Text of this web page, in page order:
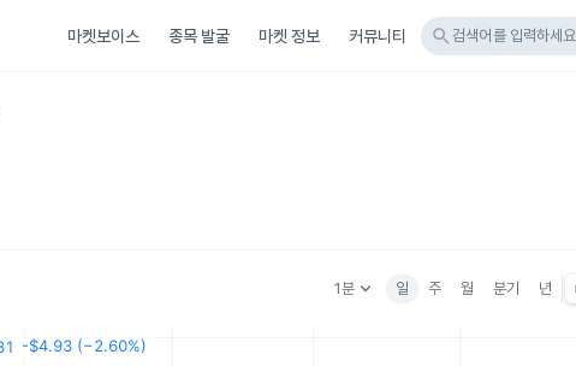
마켓보이스 종목 발굴 마켓 정보 커뮤니티 search 검색어를 입력하세요
1분keyboard_arrow_down 일 주 월 분기 년